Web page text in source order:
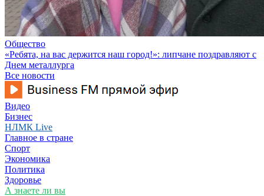
Общество
«Ребята, на вас держится наш город!»: липчане поздравляют с
Днем металлурга
Все новости
Видео
Бизнес
НЛМК Live
Главное в стране
Спорт
Экономика
Политика
Здоровье
А знаете ли вы